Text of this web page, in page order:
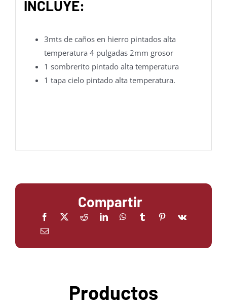
INCLUYE:
3mts de caños en hierro pintados alta
temperatura 4 pulgadas 2mm grosor
1 sombrerito pintado alta temperatura
1 tapa cielo pintado alta temperatura.
Compartir
Productos